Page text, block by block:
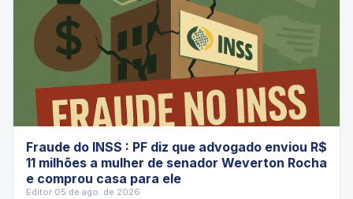
Fraude do INSS : PF diz que advogado enviou R$
11 milhões a mulher de senador Weverton Rocha
e comprou casa para ele
Editor·05 de ago. de 2026